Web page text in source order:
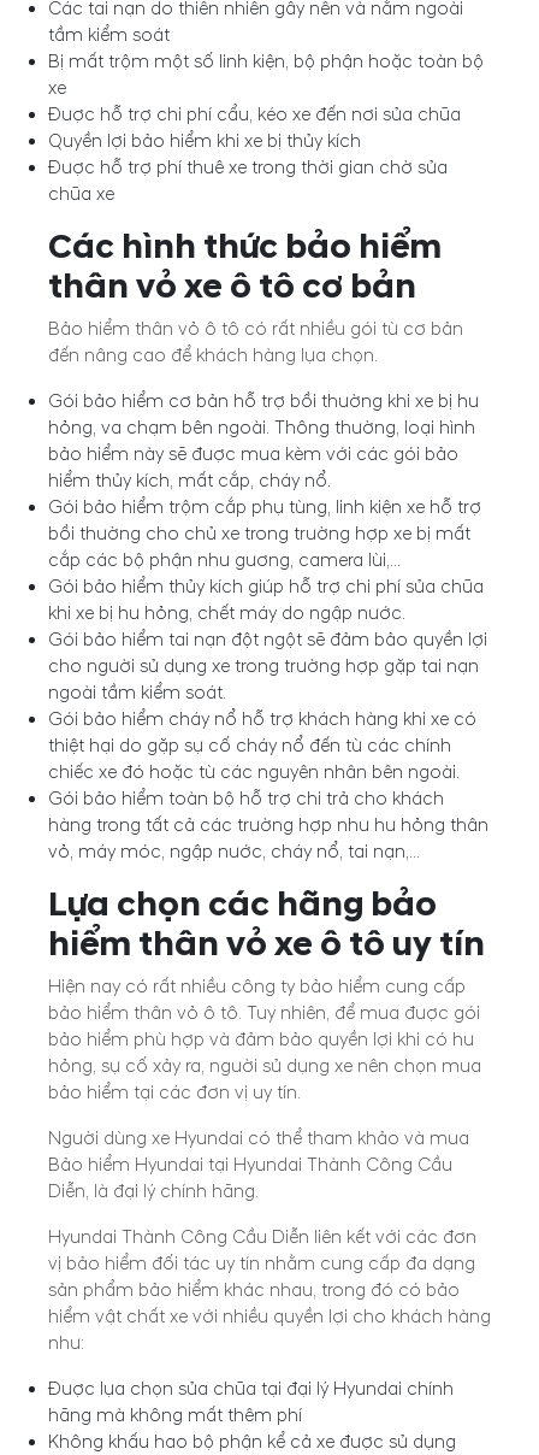
Các tai nạn do thiên nhiên gây nên và nằm ngoài
tầm kiểm soát
Bị mất trộm một số linh kiện, bộ phận hoặc toàn bộ
xe
Được hỗ trợ chi phí cẩu, kéo xe đến nơi sửa chữa
Quyền lợi bảo hiểm khi xe bị thủy kích
Được hỗ trợ phí thuê xe trong thời gian chờ sửa
chữa xe
Các hình thức bảo hiểm
thân vỏ xe ô tô cơ bản
Bảo hiểm thân vỏ ô tô có rất nhiều gói từ cơ bản
đến nâng cao để khách hàng lựa chọn.
Gói bảo hiểm cơ bản hỗ trợ bồi thường khi xe bị hư
hỏng, va chạm bên ngoài. Thông thường, loại hình
bảo hiểm này sẽ được mua kèm với các gói bảo
hiểm thủy kích, mất cắp, cháy nổ.
Gói bảo hiểm trộm cắp phụ tùng, linh kiện xe hỗ trợ
bồi thường cho chủ xe trong trường hợp xe bị mất
cắp các bộ phận như gương, camera lùi,...
Gói bảo hiểm thủy kích giúp hỗ trợ chi phí sửa chữa
khi xe bị hư hỏng, chết máy do ngập nước.
Gói bảo hiểm tai nạn đột ngột sẽ đảm bảo quyền lợi
cho người sử dụng xe trong trường hợp gặp tai nạn
ngoài tầm kiểm soát.
Gói bảo hiểm cháy nổ hỗ trợ khách hàng khi xe có
thiệt hại do gặp sự cố cháy nổ đến từ các chính
chiếc xe đó hoặc từ các nguyên nhân bên ngoài.
Gói bảo hiểm toàn bộ hỗ trợ chi trả cho khách
hàng trong tất cả các trường hợp như hư hỏng thân
vỏ, máy móc, ngập nước, cháy nổ, tai nạn,…
Lựa chọn các hãng bảo
hiểm thân vỏ xe ô tô uy tín
Hiện nay có rất nhiều công ty bảo hiểm cung cấp
bảo hiểm thân vỏ ô tô. Tuy nhiên, để mua được gói
bảo hiểm phù hợp và đảm bảo quyền lợi khi có hư
hỏng, sự cố xảy ra, người sử dụng xe nên chọn mua
bảo hiểm tại các đơn vị uy tín.
Người dùng xe Hyundai có thể tham khảo và mua
Bảo hiểm Hyundai tại Hyundai Thành Công Cầu
Diễn, là đại lý chính hãng.
Hyundai Thành Công Cầu Diễn liên kết với các đơn
vị bảo hiểm đối tác uy tín nhằm cung cấp đa dạng
sản phẩm bảo hiểm khác nhau, trong đó có bảo
hiểm vật chất xe với nhiều quyền lợi cho khách hàng
như:
Được lựa chọn sửa chữa tại đại lý Hyundai chính
hãng mà không mất thêm phí
Không khấu hao bộ phận kể cả xe được sử dụng